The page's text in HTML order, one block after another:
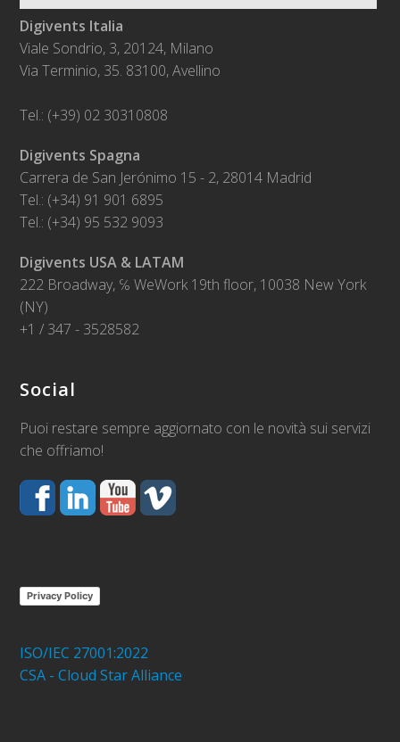
Digivents Italia
Viale Sondrio, 3, 20124, Milano
Via Terminio, 35. 83100, Avellino
Tel.: (+39) 02 30310808
Digivents Spagna
Carrera de San Jerónimo 15 - 2, 28014 Madrid
Tel.: (+34) 91 901 6895
Tel.: (+34) 95 532 9093
Digivents USA & LATAM
222 Broadway, ℅ WeWork 19th floor, 10038 New York
(NY)
+1 / 347 - 3528582
Social
Puoi restare sempre aggiornato con le novità sui servizi
che offriamo!
Privacy Policy
ISO/IEC 27001:2022
CSA - Cloud Star Alliance